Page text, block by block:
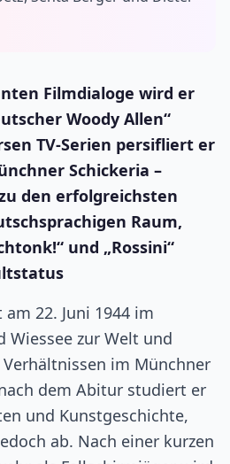
Filmdialoge wird er
Woody Allen“
TV-Serien persifliert er
Schickeria –
den erfolgreichsten
Raum,
und „Rossini“
22. Juni 1944 im
Wiessee zur Welt und
im Münchner
dem Abitur studiert er
und Kunstgeschichte,
ab. Nach einer kurzen